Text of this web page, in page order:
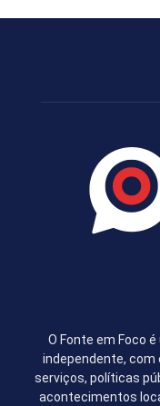
O Fonte em Foco
independente, com
serviços, políticas
acontecimentos